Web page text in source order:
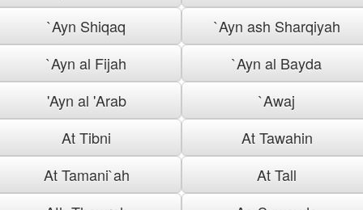
`Ayn Shiqaq
`Ayn ash Sharqiyah
`Ayn al Fijah
`Ayn al Bayda
'Ayn al 'Arab
`Awaj
At Tibni
At Tawahin
At Tamani`ah
At Tall